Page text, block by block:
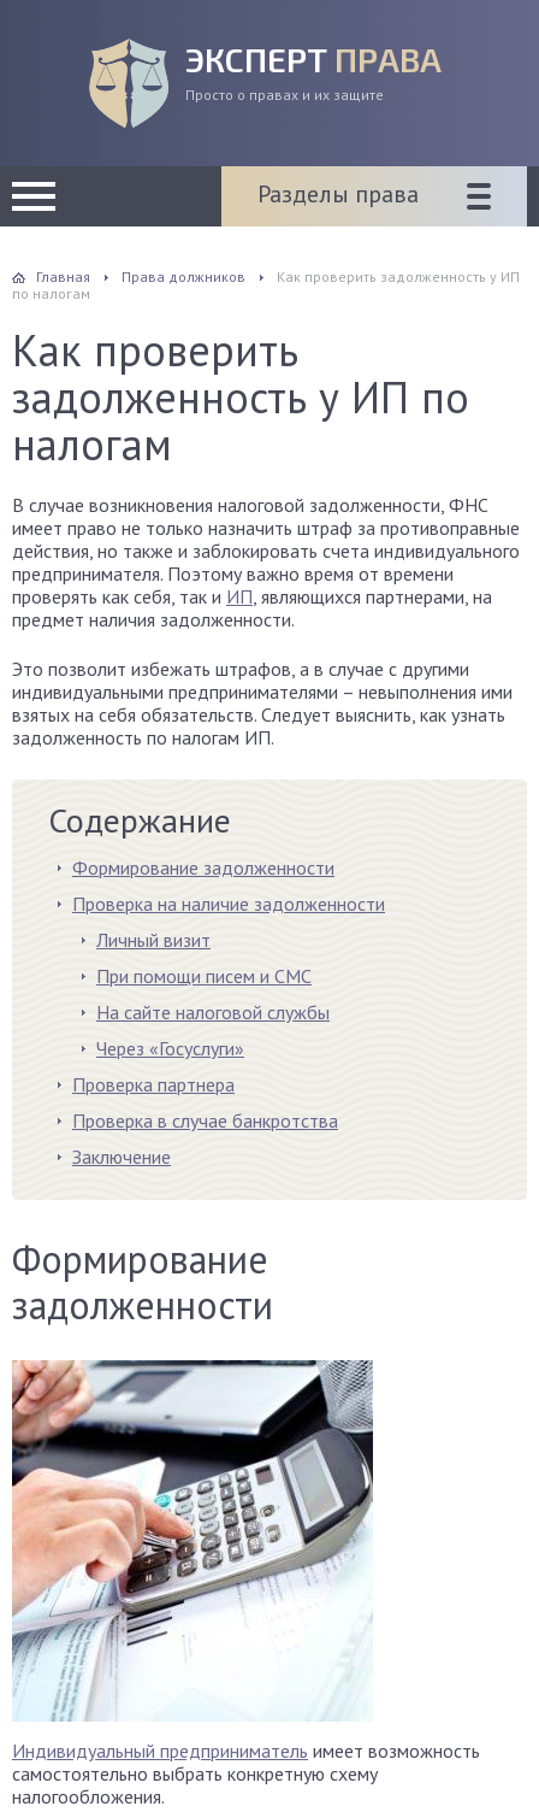
ЭКСПЕРТ ПРАВА
Просто о правах и их защите
Разделы права
Главная Права должников
Как проверить задолженность у ИП
по налогам
Как проверить
задолженность у ИП по
налогам
В случае возникновения налоговой задолженности, ФНС
имеет право не только назначить штраф за противоправные
действия, но также и заблокировать счета индивидуального
предпринимателя. Поэтому важно время от времени
проверять как себя, так и ИП, являющихся партнерами, на
предмет наличия задолженности.
Это позволит избежать штрафов, а в случае с другими
индивидуальными предпринимателями – невыполнения ими
взятых на себя обязательств. Следует выяснить, как узнать
задолженность по налогам ИП.
Содержание
Формирование задолженности
Проверка на наличие задолженности
Личный визит
При помощи писем и СМС
На сайте налоговой службы
Через «Госуслуги»
Проверка партнера
Проверка в случае банкротства
Заключение
Формирование
задолженности
Индивидуальный предприниматель имеет возможность
самостоятельно выбрать конкретную схему
налогообложения.